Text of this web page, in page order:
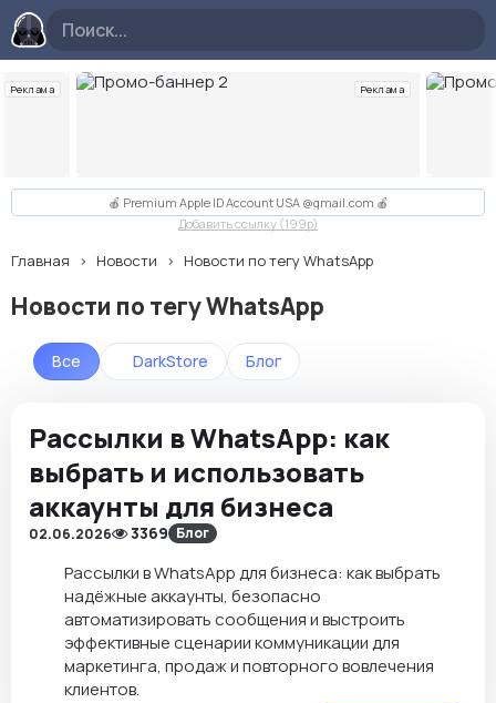
Реклама Реклама
Слайд 2 из 10
🍎 Premium Apple ID Account USA @gmail.com 🍎
Добавить ссылку (199p)
Главная Новости Новости по тегу WhatsApp
Новости по тегу WhatsApp
Все DarkStore Блог
Рассылки в WhatsApp: как
выбрать и использовать
аккаунты для бизнеса
02.06.2026 3369 Блог
Рассылки в WhatsApp для бизнеса: как выбрать
надёжные аккаунты, безопасно
автоматизировать сообщения и выстроить
эффективные сценарии коммуникации для
маркетинга, продаж и повторного вовлечения
клиентов.